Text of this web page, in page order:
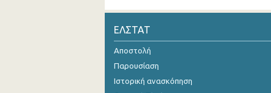
ΕΛΣΤΑΤ
Αποστολή
Παρουσίαση
Ιστορική ανασκόπηση